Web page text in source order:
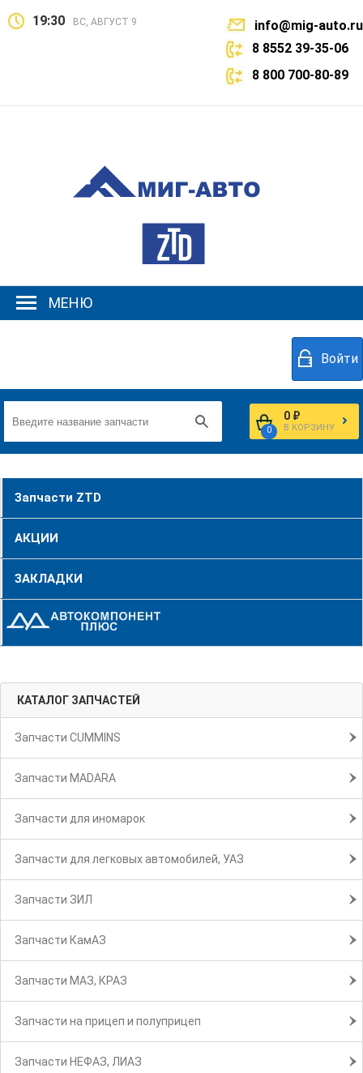
19:30 ВС, АВГУСТ 9
info@mig-auto.ru
8 8552 39-35-06
8 800 700-80-89
МЕНЮ
Войти
0
0 ₽
В КОРЗИНУ
Запчасти ZTD
АКЦИИ
ЗАКЛАДКИ
КАТАЛОГ ЗАПЧАСТЕЙ
Запчасти CUMMINS
Запчасти MADARA
Запчасти для иномарок
Запчасти для легковых автомобилей, УАЗ
Запчасти ЗИЛ
Запчасти КамАЗ
Запчасти МАЗ, КРАЗ
Запчасти на прицеп и полуприцеп
Запчасти НЕФАЗ, ЛИАЗ